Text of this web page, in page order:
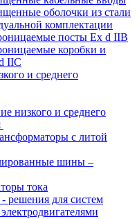
оболочки из стали
комплектации
посты Ex d IIB
коробки и
IIС
и среднего
низкого и среднего
с литой
шины –
тока
решения для систем